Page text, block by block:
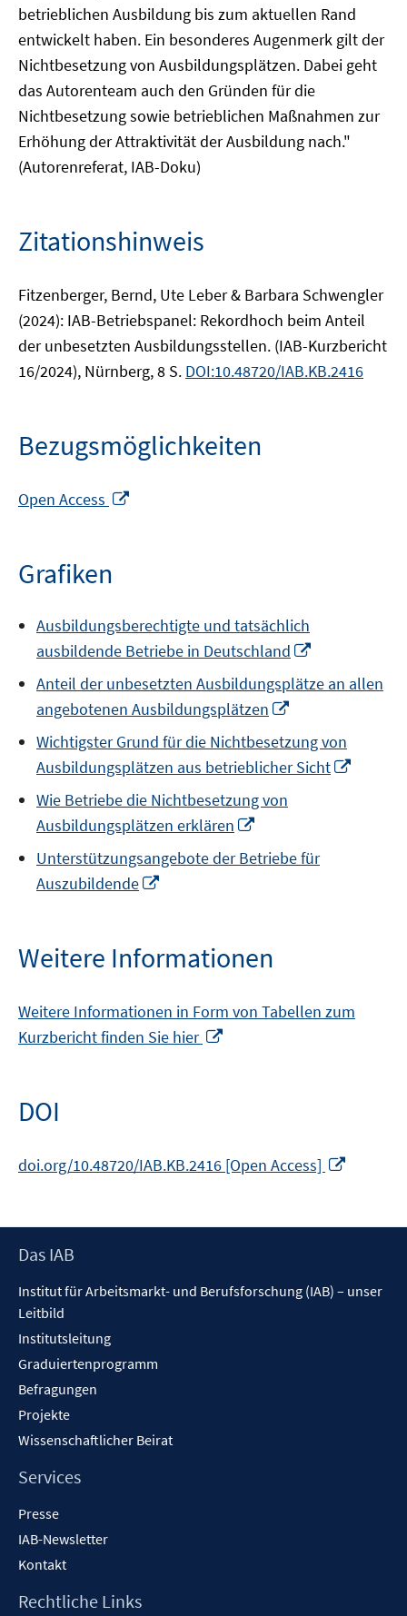
betrieblichen Ausbildung bis zum aktuellen Rand
entwickelt haben. Ein besonderes Augenmerk gilt der
Nichtbesetzung von Ausbildungsplätzen. Dabei geht
das Autorenteam auch den Gründen für die
Nichtbesetzung sowie betrieblichen Maßnahmen zur
Erhöhung der Attraktivität der Ausbildung nach."
(Autorenreferat, IAB-Doku)
Zitationshinweis
Fitzenberger, Bernd, Ute Leber & Barbara Schwengler
(2024): IAB-Betriebspanel: Rekordhoch beim Anteil
der unbesetzten Ausbildungsstellen. (IAB-Kurzbericht
16/2024), Nürnberg, 8 S. DOI:10.48720/IAB.KB.2416
Bezugsmöglichkeiten
Open Access
Grafiken
Ausbildungsberechtigte und tatsächlich
ausbildende Betriebe in Deutschland
Fenster
Anteil der unbesetzten Ausbildungsplätze an allen
angebotenen Ausbildungsplätzen
Fenster
öffnen
Wichtigster Grund für die Nichtbesetzung von
Ausbildungsplätzen aus betrieblicher Sicht
Wie Betriebe die Nichtbesetzung von
Ausbildungsplätzen erklären
Fenster
Unterstützungsangebote der Betriebe für
Auszubildende
öffnen
Weitere Informationen
Weitere Informationen in Form von Tabellen zum
Kurzbericht finden Sie hier
DOI
doi.org/10.48720/IAB.KB.2416 [Open Access]
öffnen
Footer
Das IAB
Institut für Arbeitsmarkt- und Berufsforschung (IAB) – unser
Leitbild
Institutsleitung
Graduiertenprogramm
Befragungen
Projekte
Wissenschaftlicher Beirat
Services
Presse
IAB-Newsletter
Kontakt
Rechtliche Links